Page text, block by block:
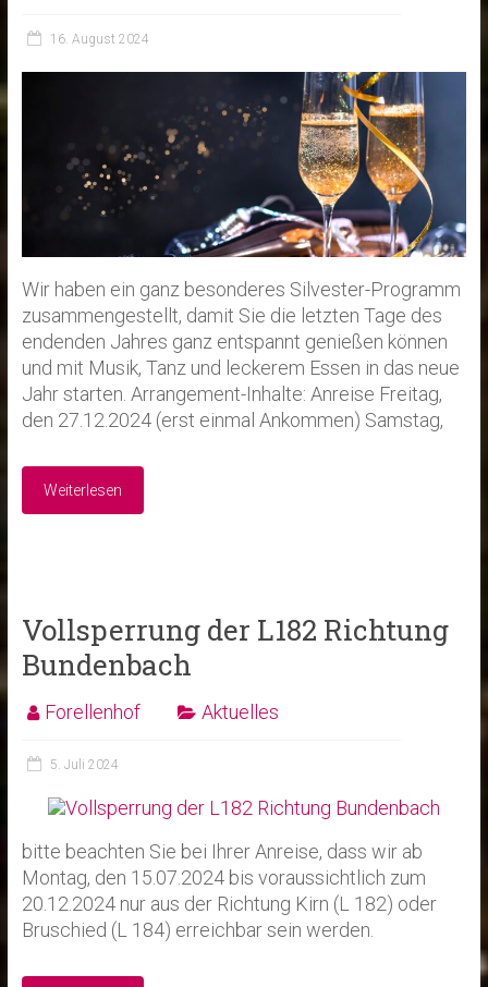
16. August 2024
Wir haben ein ganz besonderes Silvester-Programm
zusammengestellt, damit Sie die letzten Tage des
endenden Jahres ganz entspannt genießen können
und mit Musik, Tanz und leckerem Essen in das neue
Jahr starten. Arrangement-Inhalte: Anreise Freitag,
den 27.12.2024 (erst einmal Ankommen) Samstag,
Weiterlesen
Vollsperrung der L182 Richtung
Bundenbach
Forellenhof Aktuelles
5. Juli 2024
bitte beachten Sie bei Ihrer Anreise, dass wir ab
Montag, den 15.07.2024 bis voraussichtlich zum
20.12.2024 nur aus der Richtung Kirn (L 182) oder
Bruschied (L 184) erreichbar sein werden.